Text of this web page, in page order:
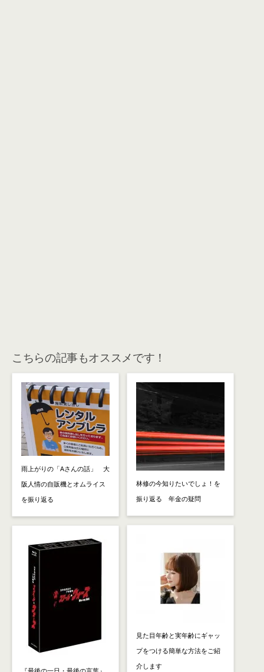
こちらの記事もオススメです！
雨上がりの「Aさんの話」 大
阪人情の自販機とオムライス
を振り返る
林修の今知りたいでしょ！を
振り返る 年金の疑問
見た目年齢と実年齢にギャッ
プをつける簡単な方法をご紹
介します